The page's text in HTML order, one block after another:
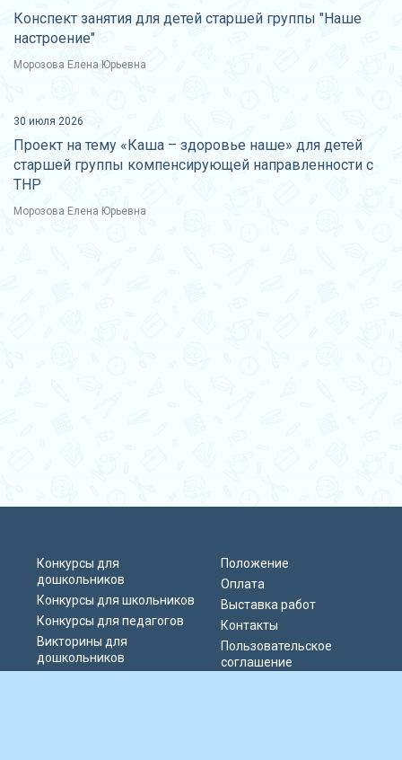
Конспект занятия для детей старшей группы "Наше
настроение"
Морозова Елена Юрьевна
30 июля 2026
Проект на тему «Каша – здоровье наше» для детей
старшей группы компенсирующей направленности с
ТНР
Морозова Елена Юрьевна
Конкурсы для
дошкольников
Конкурсы для школьников
Конкурсы для педагогов
Викторины для
дошкольников
Положение
Оплата
Выставка работ
Контакты
Пользовательское
соглашение